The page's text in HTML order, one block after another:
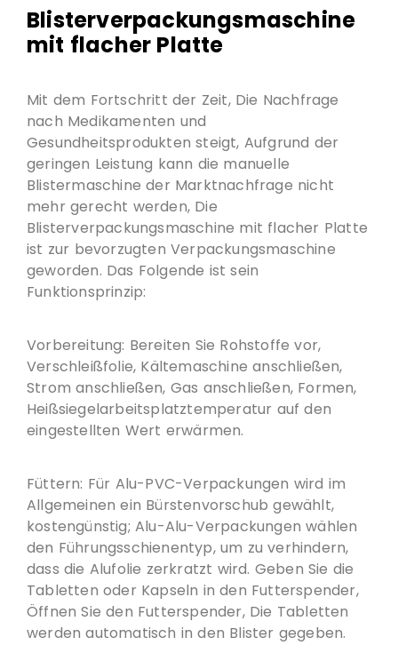
Blisterverpackungsmaschine
mit flacher Platte
Mit dem Fortschritt der Zeit, Die Nachfrage
nach Medikamenten und
Gesundheitsprodukten steigt, Aufgrund der
geringen Leistung kann die manuelle
Blistermaschine der Marktnachfrage nicht
mehr gerecht werden, Die
Blisterverpackungsmaschine mit flacher Platte
ist zur bevorzugten Verpackungsmaschine
geworden. Das Folgende ist sein
Funktionsprinzip:
Vorbereitung: Bereiten Sie Rohstoffe vor,
Verschleißfolie, Kältemaschine anschließen,
Strom anschließen, Gas anschließen, Formen,
Heißsiegelarbeitsplatztemperatur auf den
eingestellten Wert erwärmen.
Füttern: Für Alu-PVC-Verpackungen wird im
Allgemeinen ein Bürstenvorschub gewählt,
kostengünstig; Alu-Alu-Verpackungen wählen
den Führungsschienentyp, um zu verhindern,
dass die Alufolie zerkratzt wird. Geben Sie die
Tabletten oder Kapseln in den Futterspender,
Öffnen Sie den Futterspender, Die Tabletten
werden automatisch in den Blister gegeben.